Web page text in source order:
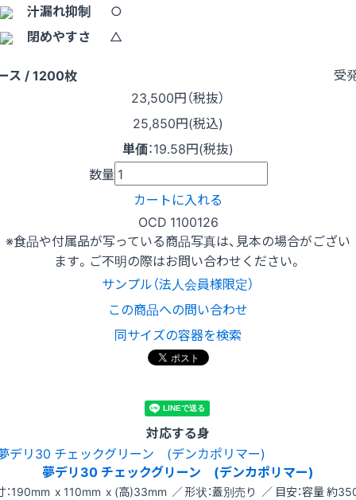
汁漏れ抑制
○
閉めやすさ
△
ス / 1200枚
受
23,500円（税抜）
25,850円(税込)
単価：19.58円(税抜)
数量
カートに入れる
OCD 1100126
※食品や付属品が写っている商品写真は、見本の場合がござい
ます。ご不明の際はお問い合わせください。
サンプル（法人会員様限定）
この商品への問い合わせ
同サイズの容器を検索
対応する身
夢デリ30 チェックグリーン (デンカポリマー)
：190mm x 110mm x (高)33mm ／ 形状：蓋別売り ／ 目安：容量 約